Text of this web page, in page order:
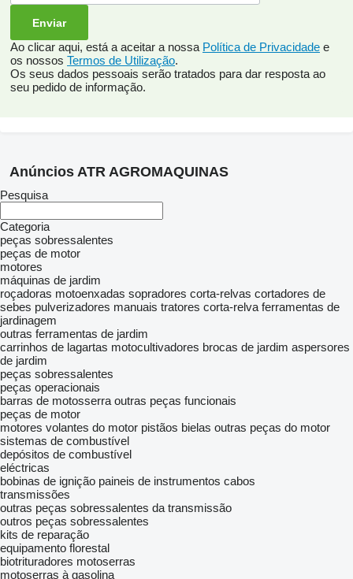
Ao clicar aqui, está a aceitar a nossa Política de Privacidade e
os nossos Termos de Utilização.
Os seus dados pessoais serão tratados para dar resposta ao
seu pedido de informação.
Anúncios ATR AGROMAQUINAS
Pesquisa
Categoria
peças sobressalentes
peças de motor
motores
máquinas de jardim
roçadoras motoenxadas sopradores corta-relvas cortadores de
sebes pulverizadores manuais tratores corta-relva ferramentas de
jardinagem
outras ferramentas de jardim
carrinhos de lagartas motocultivadores brocas de jardim aspersores
de jardim
peças sobressalentes
peças operacionais
barras de motosserra outras peças funcionais
peças de motor
motores volantes do motor pistãos bielas outras peças do motor
sistemas de combustível
depósitos de combustível
eléctricas
bobinas de ignição paineis de instrumentos cabos
transmissões
outras peças sobressalentes da transmissão
outros peças sobressalentes
kits de reparação
equipamento florestal
biotrituradores motoserras
motoserras à gasolina